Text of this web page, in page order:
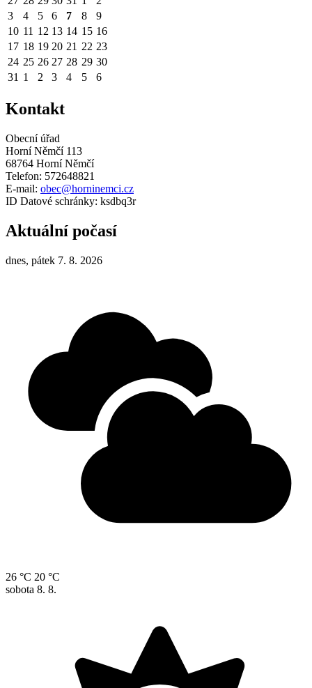
3
4 5 6 7 8
9
10 11 12 13 14 15 16
17 18 19 20 21 22 23
24 25 26 27 28 29 30
31 1 2 3 4 5 6
Kontakt
Obecní úřad
Horní Němčí 113
68764 Horní Němčí
Telefon: 572648821
E-mail: obec@horninemci.cz
ID Datové schránky: ksdbq3r
Aktuální počasí
dnes, pátek 7. 8. 2026
26 °C 20 °C
sobota 8. 8.